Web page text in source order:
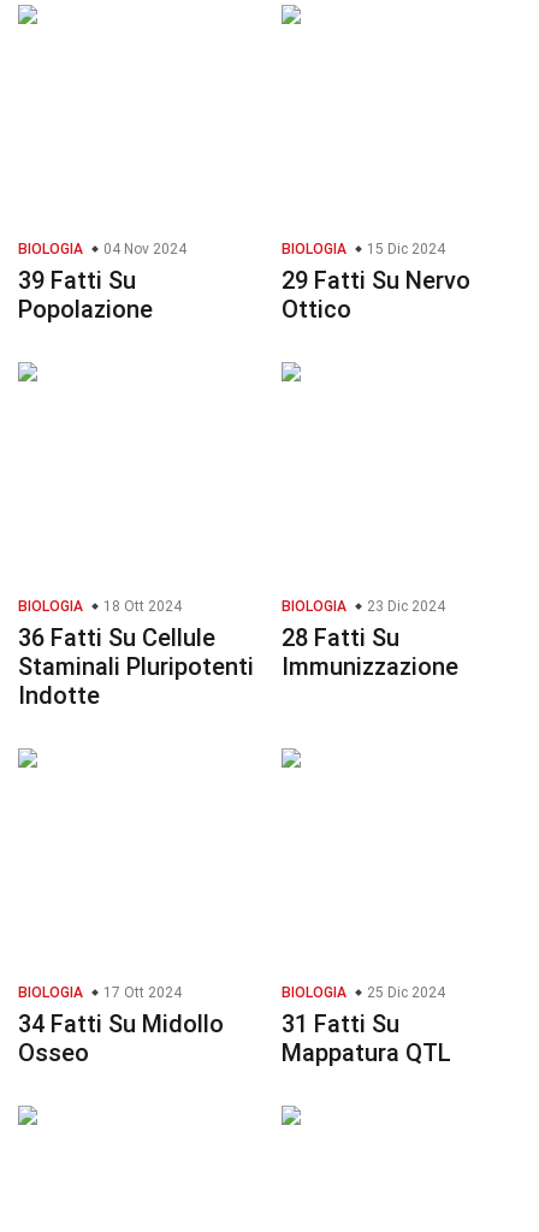
BIOLOGIA 04 Nov 2024
39 Fatti Su
Popolazione
BIOLOGIA 15 Dic 2024
29 Fatti Su Nervo
Ottico
BIOLOGIA 18 Ott 2024
36 Fatti Su Cellule
Staminali Pluripotenti
Indotte
BIOLOGIA 23 Dic 2024
28 Fatti Su
Immunizzazione
BIOLOGIA 17 Ott 2024
34 Fatti Su Midollo
Osseo
BIOLOGIA 25 Dic 2024
31 Fatti Su
Mappatura QTL